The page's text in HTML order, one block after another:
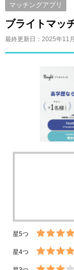
マッチングアプリ
ブライトマッ
最終更新日： 2025年11
星5つ
星4つ